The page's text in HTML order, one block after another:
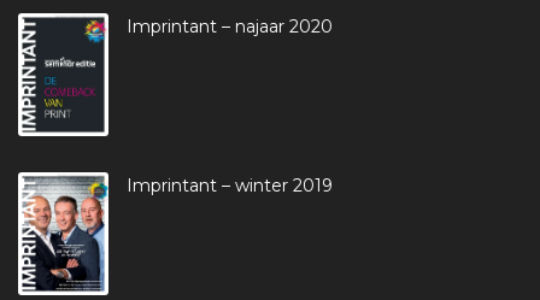
Imprintant – najaar 2020
Imprintant – winter 2019